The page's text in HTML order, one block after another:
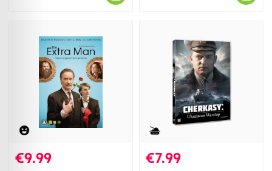
€9.99 €7.99